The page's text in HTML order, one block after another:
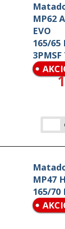
MP62
EVO
165/65
3PMSF
MP47
165/70